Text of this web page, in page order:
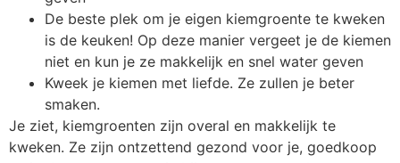
De beste plek om je eigen kiemgroente te kweken
is de keuken! Op deze manier vergeet je de kiemen
niet en kun je ze makkelijk en snel water geven
Kweek je kiemen met liefde. Ze zullen je beter
smaken.
Je ziet, kiemgroenten zijn overal en makkelijk te
kweken. Ze zijn ontzettend gezond voor je, goedkoop